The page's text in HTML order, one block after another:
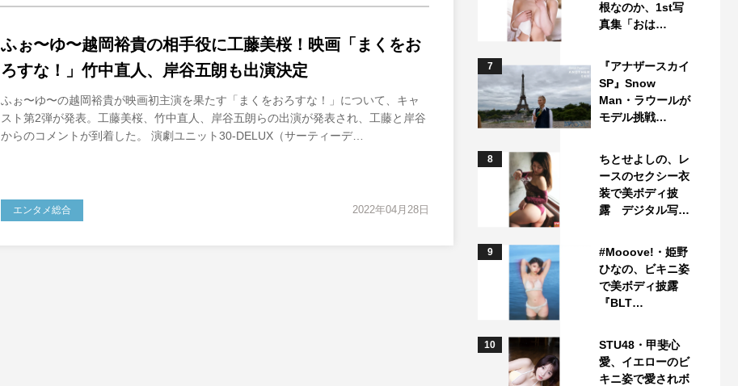
ふぉ〜ゆ〜越岡裕貴の相手役に工藤美桜！映画「まくをお
ろすな！」竹中直人、岸谷五朗も出演決定
ふぉ〜ゆ〜の越岡裕貴が映画初主演を果たす「まくをおろすな！」について、キャ
スト第2弾が発表。工藤美桜、竹中直人、岸谷五朗らの出演が発表され、工藤と岸谷
からのコメントが到着した。 演劇ユニット30-DELUX（サーティーデ…
2022年04月28日
エンタメ総合
根なのか、1st写
真集「おは…
7
『アナザースカイ
SP』Snow
Man・ラウールが
モデル挑戦…
8
ちとせよしの、レ
ースのセクシー衣
装で美ボディ披
露 デジタル写…
9
#Mooove!・姫野
ひなの、ビキニ姿
で美ボディ披露
『BLT…
10
STU48・甲斐心
愛、イエローのビ
キニ姿で愛されボ